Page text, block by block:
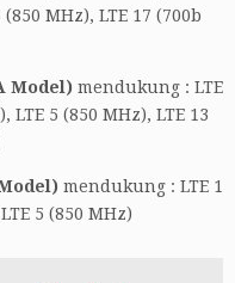
(850 MHz), LTE 17 (700b
Model) mendukung : LTE
LTE 5 (850 MHz), LTE 13
mendukung : LTE 1
5 (850 MHz)